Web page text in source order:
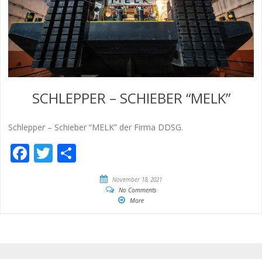
SCHLEPPER – SCHIEBER “MELK”
Schlepper – Schieber “MELK” der Firma DDSG.
Facebook
Twitter
November 18, 2021
No Comments
More